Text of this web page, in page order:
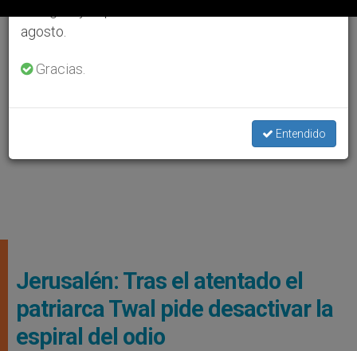
Jerusalén: Tras el atentado el
patriarca Twal pide desactivar la
espiral del odio
agosto.
Gracias.
Entendido